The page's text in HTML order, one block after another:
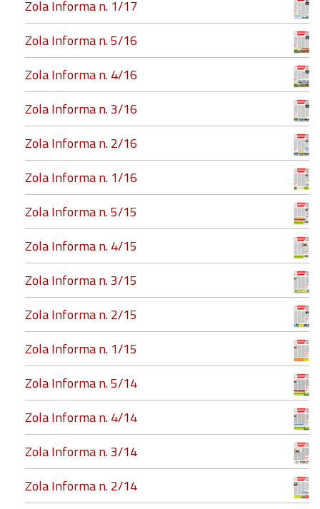
Zola Informa n. 1/17
Zola Informa n. 5/16
Zola Informa n. 4/16
Zola Informa n. 3/16
Zola Informa n. 2/16
Zola Informa n. 1/16
Zola Informa n. 5/15
Zola Informa n. 4/15
Zola Informa n. 3/15
Zola Informa n. 2/15
Zola Informa n. 1/15
Zola Informa n. 5/14
Zola Informa n. 4/14
Zola Informa n. 3/14
Zola Informa n. 2/14